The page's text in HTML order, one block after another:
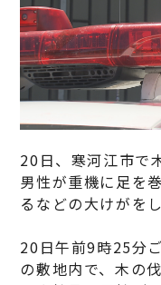
20日、寒河江市で
男性が重機に足を
るなどの大けがを
20日午前9時25分
の敷地内で、木の